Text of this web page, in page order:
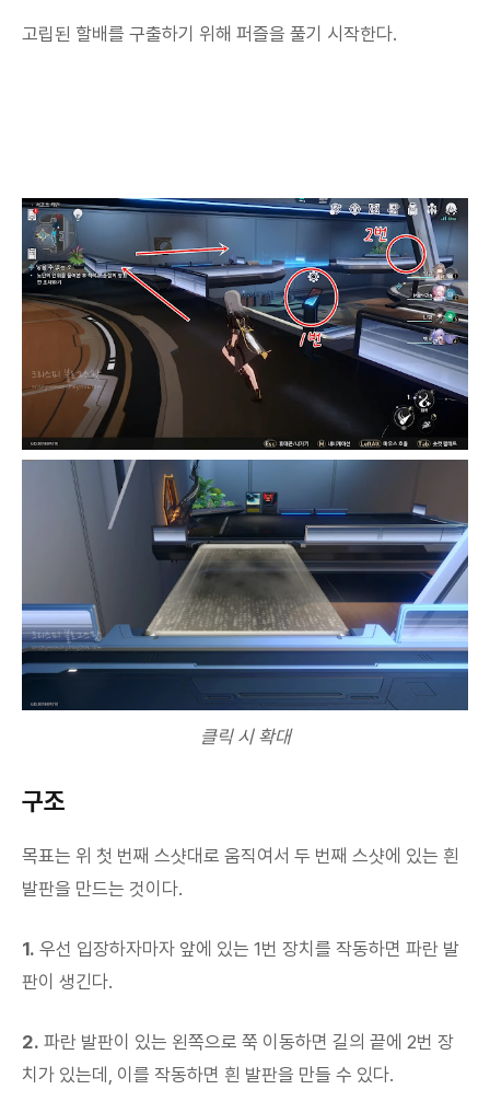
고립된 할배를 구출하기 위해 퍼즐을 풀기 시작한다.
클릭 시 확대
구조
목표는 위 첫 번째 스샷대로 움직여서 두 번째 스샷에 있는 흰
발판을 만드는 것이다.
1. 우선 입장하자마자 앞에 있는 1번 장치를 작동하면 파란 발
판이 생긴다.
2. 파란 발판이 있는 왼쪽으로 쭉 이동하면 길의 끝에 2번 장
치가 있는데, 이를 작동하면 흰 발판을 만들 수 있다.